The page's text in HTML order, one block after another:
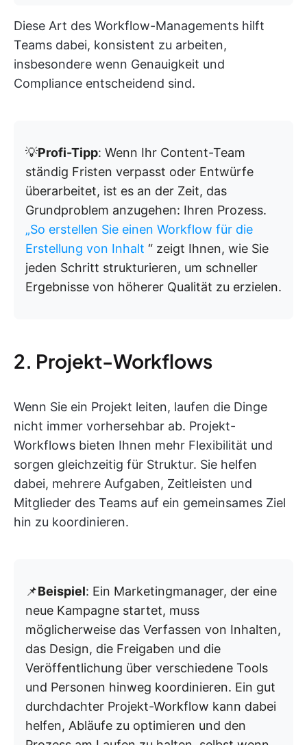
Diese Art des Workflow-Managements hilft
Teams dabei, konsistent zu arbeiten,
insbesondere wenn Genauigkeit und
Compliance entscheidend sind.
💡Profi-Tipp: Wenn Ihr Content-Team
ständig Fristen verpasst oder Entwürfe
überarbeitet, ist es an der Zeit, das
Grundproblem anzugehen: Ihren Prozess.
„So erstellen Sie einen Workflow für die
Erstellung von Inhalt “ zeigt Ihnen, wie Sie
jeden Schritt strukturieren, um schneller
Ergebnisse von höherer Qualität zu erzielen.
2. Projekt-Workflows
Wenn Sie ein Projekt leiten, laufen die Dinge
nicht immer vorhersehbar ab. Projekt-
Workflows bieten Ihnen mehr Flexibilität und
sorgen gleichzeitig für Struktur. Sie helfen
dabei, mehrere Aufgaben, Zeitleisten und
Mitglieder des Teams auf ein gemeinsames Ziel
hin zu koordinieren.
📌Beispiel: Ein Marketingmanager, der eine
neue Kampagne startet, muss
möglicherweise das Verfassen von Inhalten,
das Design, die Freigaben und die
Veröffentlichung über verschiedene Tools
und Personen hinweg koordinieren. Ein gut
durchdachter Projekt-Workflow kann dabei
helfen, Abläufe zu optimieren und den